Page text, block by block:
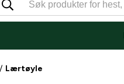
Lærtøyle